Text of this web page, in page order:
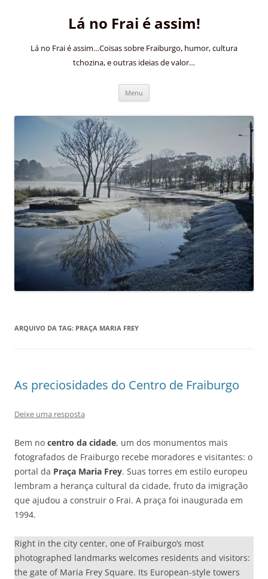
Lá no Frai é assim!
Lá no Frai é assim…Coisas sobre Fraiburgo, humor, cultura
tchozina, e outras ideias de valor…
Menu
ARQUIVO DA TAG: PRAÇA MARIA FREY
As preciosidades do Centro de Fraiburgo
Deixe uma resposta
Bem no centro da cidade, um dos monumentos mais
fotografados de Fraiburgo recebe moradores e visitantes: o
portal da Praça Maria Frey. Suas torres em estilo europeu
lembram a herança cultural da cidade, fruto da imigração
que ajudou a construir o Frai. A praça foi inaugurada em
1994.
Right in the city center, one of Fraiburgo’s most
photographed landmarks welcomes residents and visitors:
the gate of Maria Frey Square. Its European-style towers